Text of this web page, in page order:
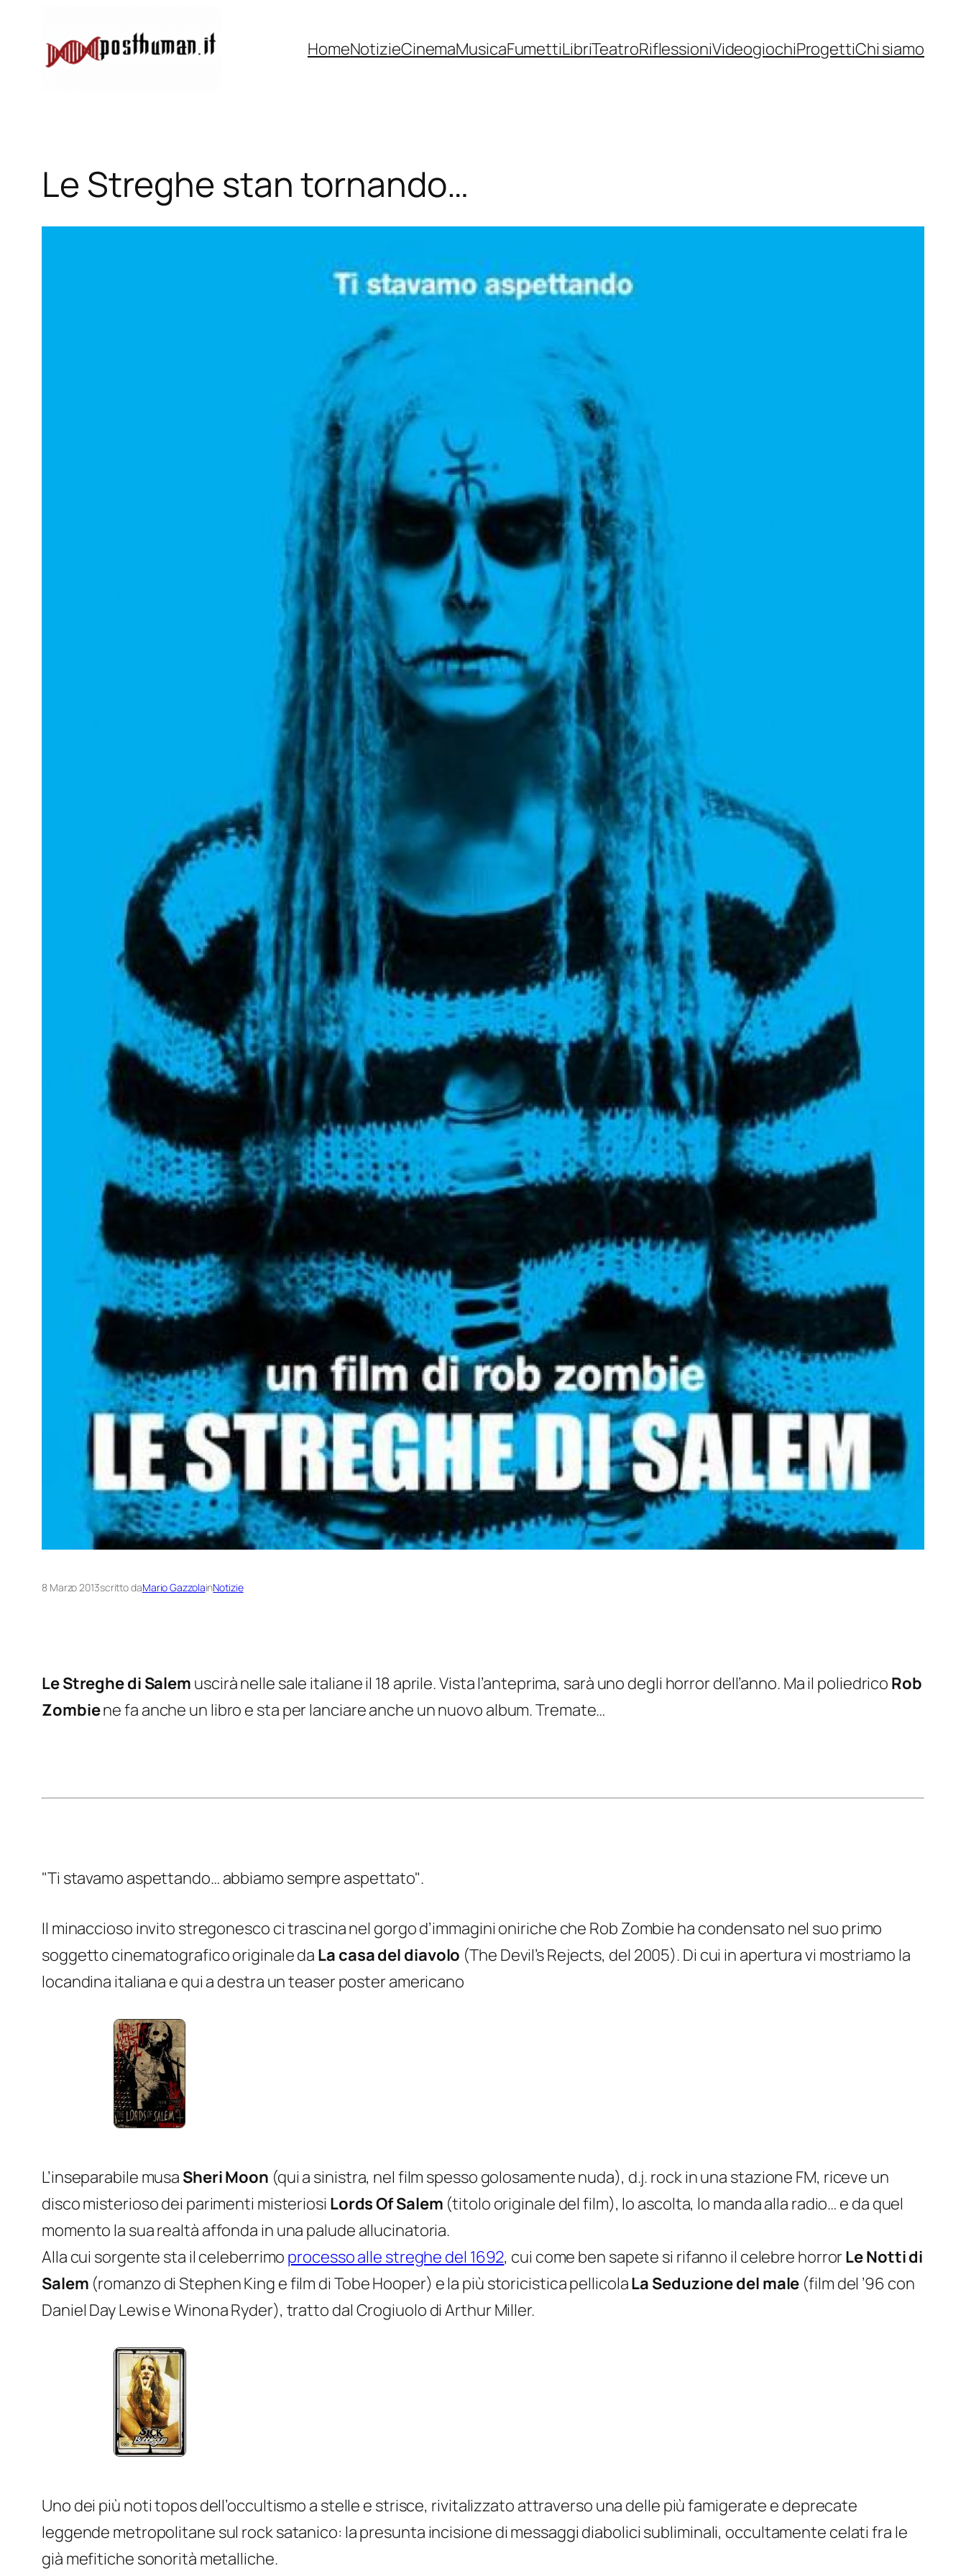
contenuto
HomeNotizieCinemaMusicaFumettiLibriTeatroRiflessioniVideogiochiProgettiChi siamo
Le Streghe stan tornando…
8 Marzo 2013scritto daMario GazzolainNotizie
Le Streghe di Salem uscirà nelle sale italiane il 18 aprile. Vista l’anteprima, sarà uno degli horror dell’anno. Ma il poliedrico Rob
Zombiene fa anche un libro e sta per lanciare anche un nuovo album. Tremate…
"Ti stavamo aspettando… abbiamo sempre aspettato".
Il minaccioso invito stregonesco ci trascina nel gorgo d’immagini oniriche che Rob Zombie ha condensato nel suo primo
soggetto cinematografico originale da La casa del diavolo (The Devil’s Rejects, del 2005). Di cui in apertura vi mostriamo la
locandina italiana e qui a destra un teaser poster americano
L’inseparabile musa Sheri Moon (qui a sinistra, nel film spesso golosamente nuda), d.j. rock in una stazione FM, riceve un
disco misterioso dei parimenti misteriosi Lords Of Salem (titolo originale del film), lo ascolta, lo manda alla radio… e da quel
momento la sua realtà affonda in una palude allucinatoria.
Alla cui sorgente sta il celeberrimo processo alle streghe del 1692, cui come ben sapete si rifanno il celebre horror Le Notti di
Salem (romanzo di Stephen King e film di Tobe Hooper) e la più storicistica pellicolaLa Seduzione del male (film del ’96 con
Daniel Day Lewis e Winona Ryder), tratto dal Crogiuolo di Arthur Miller.
Uno dei più noti topos dell’occultismo a stelle e strisce, rivitalizzato attraverso una delle più famigerate e deprecate
leggende metropolitane sul rock satanico: la presunta incisione di messaggi diabolici subliminali, occultamente celati fra le
già mefitiche sonorità metalliche.